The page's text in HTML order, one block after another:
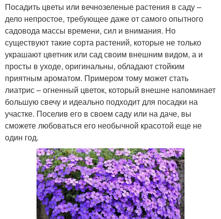
Посадить цветы или вечнозеленые растения в саду –
дело непростое, требующее даже от самого опытного
садовода массы времени, сил и внимания. Но
существуют такие сорта растений, которые не только
украшают цветник или сад своим внешним видом, а и
просты в уходе, оригинальны, обладают стойким
приятным ароматом. Примером тому может стать
лиатрис – огненный цветок, который внешне напоминает
большую свечу и идеально подходит для посадки на
участке. Поселив его в своем саду или на даче, вы
сможете любоваться его необычной красотой еще не
один год.